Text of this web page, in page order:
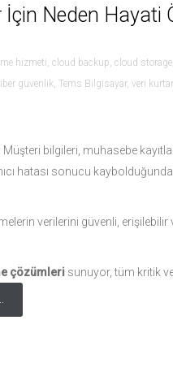
Neden Hayati
hizmeti, cloud backup, cloud storage
güvenlik, Tems Bilgisayar, veri
bilgileri, muhasebe
hatası sonucu
verilerini güvenli, erişilebilir
çözümleri sunuyor, tüm kritik